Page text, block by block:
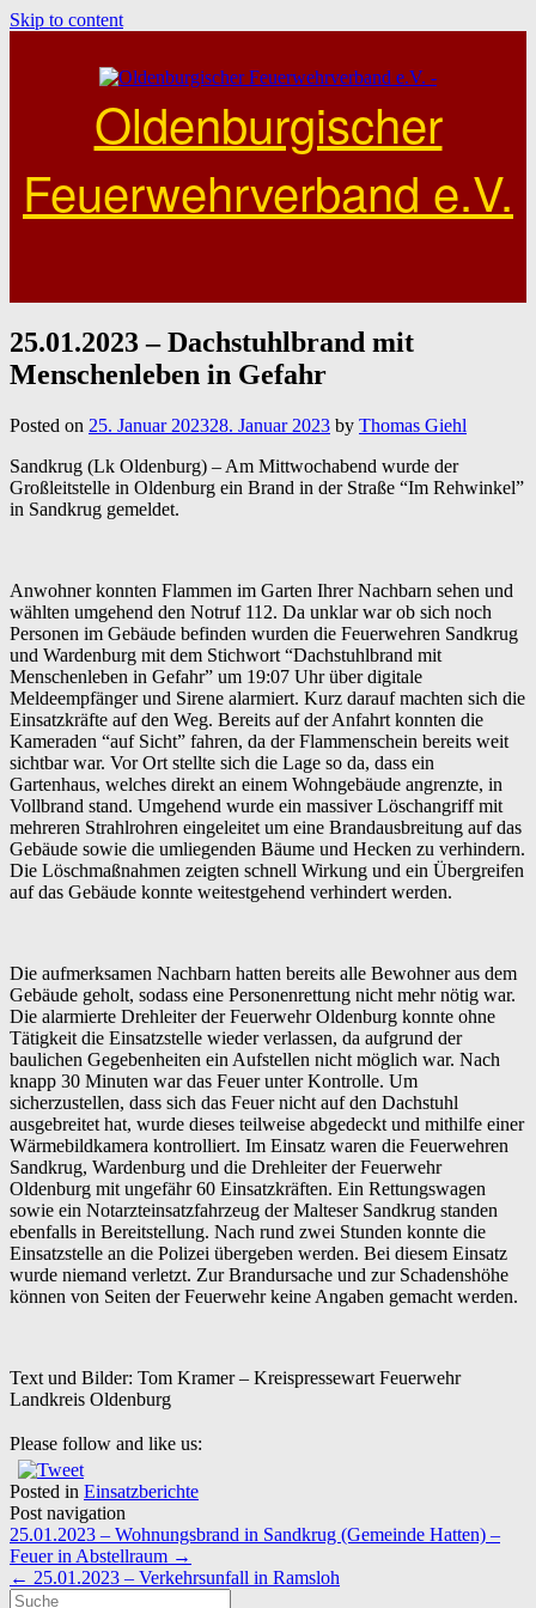
Skip to content
Oldenburgischer
Feuerwehrverband e.V.
25.01.2023 – Dachstuhlbrand mit
Menschenleben in Gefahr
Posted on 25. Januar 202328. Januar 2023 by Thomas Giehl
Sandkrug (Lk Oldenburg) – Am Mittwochabend wurde der
Großleitstelle in Oldenburg ein Brand in der Straße “Im Rehwinkel”
in Sandkrug gemeldet.
Anwohner konnten Flammen im Garten Ihrer Nachbarn sehen und
wählten umgehend den Notruf 112. Da unklar war ob sich noch
Personen im Gebäude befinden wurden die Feuerwehren Sandkrug
und Wardenburg mit dem Stichwort “Dachstuhlbrand mit
Menschenleben in Gefahr” um 19:07 Uhr über digitale
Meldeempfänger und Sirene alarmiert. Kurz darauf machten sich die
Einsatzkräfte auf den Weg. Bereits auf der Anfahrt konnten die
Kameraden “auf Sicht” fahren, da der Flammenschein bereits weit
sichtbar war. Vor Ort stellte sich die Lage so da, dass ein
Gartenhaus, welches direkt an einem Wohngebäude angrenzte, in
Vollbrand stand. Umgehend wurde ein massiver Löschangriff mit
mehreren Strahlrohren eingeleitet um eine Brandausbreitung auf das
Gebäude sowie die umliegenden Bäume und Hecken zu verhindern.
Die Löschmaßnahmen zeigten schnell Wirkung und ein Übergreifen
auf das Gebäude konnte weitestgehend verhindert werden.
Die aufmerksamen Nachbarn hatten bereits alle Bewohner aus dem
Gebäude geholt, sodass eine Personenrettung nicht mehr nötig war.
Die alarmierte Drehleiter der Feuerwehr Oldenburg konnte ohne
Tätigkeit die Einsatzstelle wieder verlassen, da aufgrund der
baulichen Gegebenheiten ein Aufstellen nicht möglich war. Nach
knapp 30 Minuten war das Feuer unter Kontrolle. Um
sicherzustellen, dass sich das Feuer nicht auf den Dachstuhl
ausgebreitet hat, wurde dieses teilweise abgedeckt und mithilfe einer
Wärmebildkamera kontrolliert. Im Einsatz waren die Feuerwehren
Sandkrug, Wardenburg und die Drehleiter der Feuerwehr
Oldenburg mit ungefähr 60 Einsatzkräften. Ein Rettungswagen
sowie ein Notarzteinsatzfahrzeug der Malteser Sandkrug standen
ebenfalls in Bereitstellung. Nach rund zwei Stunden konnte die
Einsatzstelle an die Polizei übergeben werden. Bei diesem Einsatz
wurde niemand verletzt. Zur Brandursache und zur Schadenshöhe
können von Seiten der Feuerwehr keine Angaben gemacht werden.
Text und Bilder: Tom Kramer – Kreispressewart Feuerwehr
Landkreis Oldenburg
Please follow and like us:
Posted in Einsatzberichte
Post navigation
25.01.2023 – Wohnungsbrand in Sandkrug (Gemeinde Hatten) –
Feuer in Abstellraum →
← 25.01.2023 – Verkehrsunfall in Ramsloh